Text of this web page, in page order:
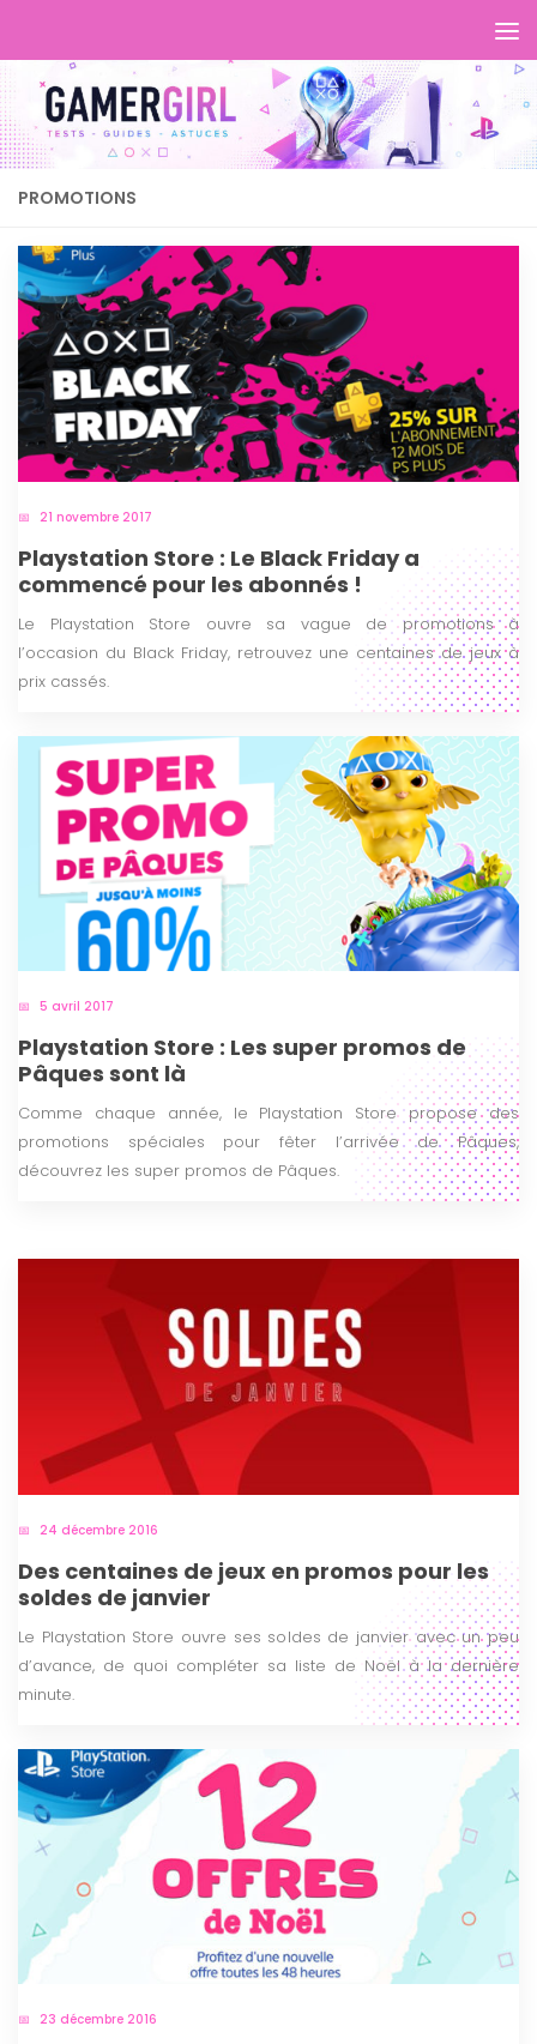
PROMOTIONS
21 novembre 2017
Playstation Store : Le Black Friday a
commencé pour les abonnés !
Le Playstation Store ouvre sa vague de promotions à
l’occasion du Black Friday, retrouvez une centaines de jeux à
prix cassés.
5 avril 2017
Playstation Store : Les super promos de
Pâques sont là
Comme chaque année, le Playstation Store propose des
promotions spéciales pour fêter l’arrivée de Pâques,
découvrez les super promos de Pâques.
24 décembre 2016
Des centaines de jeux en promos pour les
soldes de janvier
Le Playstation Store ouvre ses soldes de janvier avec un peu
d’avance, de quoi compléter sa liste de Noël à la dernière
minute.
23 décembre 2016